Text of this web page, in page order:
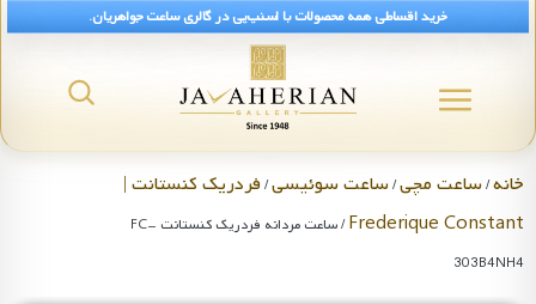
خرید اقساطی همه محصولات با اسنپ‌پی در گالری ساعت جواهریان.
خانه/ساعت مچی/ساعت سوئیسی/فردریک کنستانت |
Frederique Constant
/ ساعت مردانه فردریک کنستانت FC-
303B4NH4